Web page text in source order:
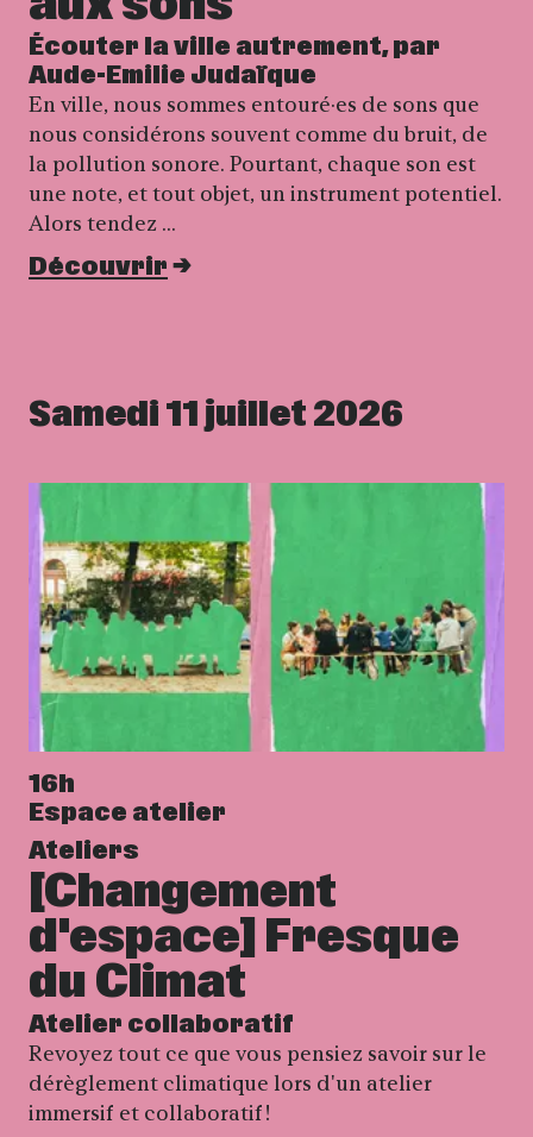
Écouter la ville autrement, par
Aude-Emilie Judaïque
En ville, nous sommes entouré·es de sons que
nous considérons souvent comme du bruit, de
la pollution sonore. Pourtant, chaque son est
une note, et tout objet, un instrument potentiel.
Alors tendez …
Découvrir
Samedi 11 juillet 2026
[Changement
d'espace] Fresque
du Climat
Atelier collaboratif
16h
Espace atelier
Revoyez tout ce que vous pensiez savoir sur le
dérèglement climatique lors d'un atelier
immersif et collaboratif !
Ateliers